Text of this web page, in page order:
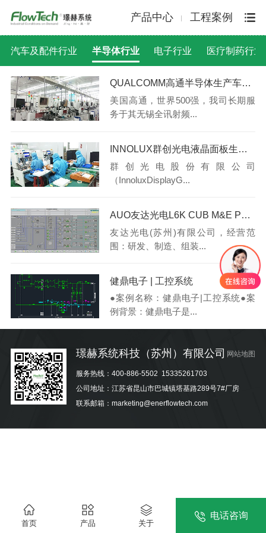
产品中心 工程案例
汽车及配件行业 半导体行业 电子行业 医疗制药行业
QUALCOMM高通半导体生产车间机恒温恒湿系统
美国高通，世界500强，我司长期服
务于其无锡全讯射频...
INNOLUX群创光电液晶面板生产线无尘洁净系统
群创光电股份有限公司
（InnoluxDisplayG...
AUO友达光电L6K CUB M&E Phase2-1FMCS工控系统
友达光电(苏州)有限公司，经营范
围：研发、制造、组装...
健鼎电子 | 工控系统
●案例名称：健鼎电子|工控系统●案
例背景：健鼎电子是...
璟赫系统科技（苏州）有限公司 网站地图
服务热线： 400-886-5502
15335261703
公司地址：江苏省昆山市巴城镇塔基路289号7#厂房
联系邮箱：marketing@enerflowtech.com
首页 产品 关于
电话咨询